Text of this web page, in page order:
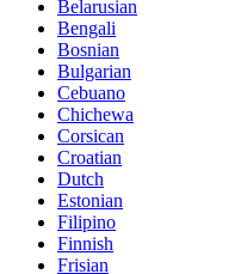
Belarusian
Bengali
Bosnian
Bulgarian
Cebuano
Chichewa
Corsican
Croatian
Dutch
Estonian
Filipino
Finnish
Frisian